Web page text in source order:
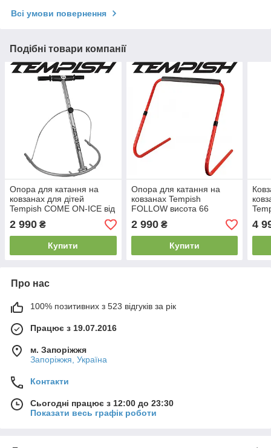
Всі умови повернення
Подібні товари компанії
Опора для катання на
ковзанах для дітей
Tempish COME ON-ICE від
2 990 ₴
Купити
Опора для катання на
ковзанах Tempish
FOLLOW висота 66
смОпора для катания на
коньках Tempish FOLLOW
высота 66 см
2 990₴
Купити
4
Про нас
100% позитивних з 523 відгуків за рік
Працює з 19.07.2016
м. Запоріжжя
Запоріжжя, Україна
Контакти
Сьогодні працює з 12:00 до 23:30
Показати весь графік роботи